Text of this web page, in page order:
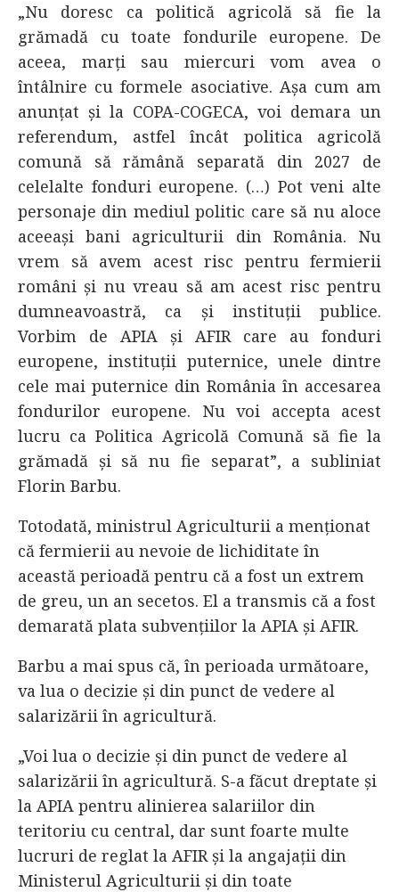
„Nu doresc ca politică agricolă să fie la
grămadă cu toate fondurile europene. De
aceea, marţi sau miercuri vom avea o
întâlnire cu formele asociative. Aşa cum am
anunţat şi la COPA-COGECA, voi demara un
referendum, astfel încât politica agricolă
comună să rămână separată din 2027 de
celelalte fonduri europene. (…) Pot veni alte
personaje din mediul politic care să nu aloce
aceeaşi bani agriculturii din România. Nu
vrem să avem acest risc pentru fermierii
români şi nu vreau să am acest risc pentru
dumneavoastră, ca şi instituţii publice.
Vorbim de APIA şi AFIR care au fonduri
europene, instituţii puternice, unele dintre
cele mai puternice din România în accesarea
fondurilor europene. Nu voi accepta acest
lucru ca Politica Agricolă Comună să fie la
grămadă şi să nu fie separat”, a subliniat
Florin Barbu.
Totodată, ministrul Agriculturii a menţionat
că fermierii au nevoie de lichiditate în
această perioadă pentru că a fost un extrem
de greu, un an secetos. El a transmis că a fost
demarată plata subvenţiilor la APIA şi AFIR.
Barbu a mai spus că, în perioada următoare,
va lua o decizie şi din punct de vedere al
salarizării în agricultură.
„Voi lua o decizie şi din punct de vedere al
salarizării în agricultură. S-a făcut dreptate şi
la APIA pentru alinierea salariilor din
teritoriu cu central, dar sunt foarte multe
lucruri de reglat la AFIR şi la angajaţii din
Ministerul Agriculturii şi din toate